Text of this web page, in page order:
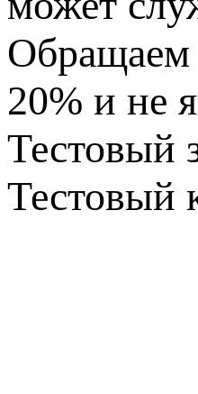
Обращаем
20% и не
Тестовый
Тестовый